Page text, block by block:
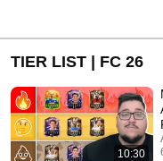
TIER LIST | FC 26
10:30